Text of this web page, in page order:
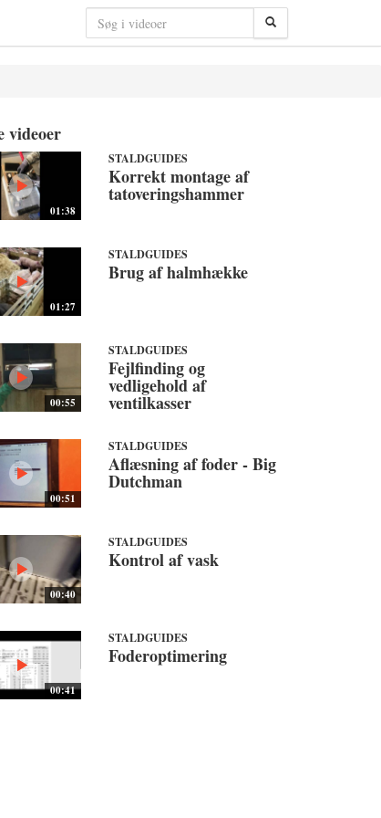
videoer
01:38
STALDGUIDES
Korrekt montage af
tatoveringshammer
01:27
STALDGUIDES
Brug af halmhække
00:55
STALDGUIDES
Fejlfinding og
vedligehold af
ventilkasser
00:51
STALDGUIDES
Aflæsning af foder - Big
Dutchman
00:40
STALDGUIDES
Kontrol af vask
00:41
STALDGUIDES
Foderoptimering